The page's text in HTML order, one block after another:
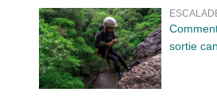
sortie